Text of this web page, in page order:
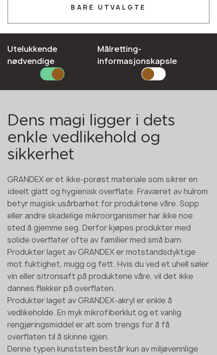
Vårt merkeFargepalett SertifikaterInstruksjoner og
Dens magi ligger i dets
enkle vedlikehold og
sikkerhet
GRANDEX er et ikke-porøst materiale som sikrer en
ideelt glatt og hygienisk overflate. Fraværet av hulrom
betyr magisk usårbarhet for produktene våre. Sopp
eller andre skadelige mikroorganismer har ikke noe
sted å gjemme seg. Derfor kjøpes produkter med
solide overflater ofte av familier med små barn.
Produkter laget av GRANDEX er motstandsdyktige
mot fuktighet, mugg og fett. Hvis du ved et uhell søler
vin eller sitronsaft på produktene våre, vil det ikke
dannes flekker på overflaten.
Produkter laget av GRANDEX-akryl er enkle å
vedlikeholde. En myk mikrofiberklut og et vanlig
rengjøringsmiddel er alt som trengs for å få
overflaten til å skinne igjen.
Denne typen kunststein består kun av miljøvennlige
E-mail*
SEND INN SØKNADEN DIN
BARE UTVALGTE
Utelukkende
nødvendige
Målretting-
informasjonskapsle